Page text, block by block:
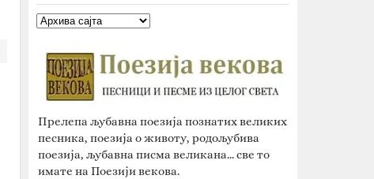
Прелепа љубавна поезија познатих великих
песника, поезија о животу, родољубива
поезија, љубавна писма великана... све то
имате на Поезији векова.